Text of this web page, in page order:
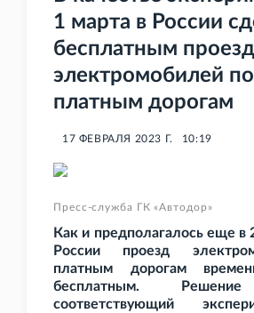
1 марта в России
бесплатным проезд
электромобилей по
платным дорогам
17 ФЕВРАЛЯ 2023 Г. 10:19
Пресс-служба ГК «Автодор»
Как и предполагалось еще в
России проезд
платным дорогам
бесплатным.
соответствующий